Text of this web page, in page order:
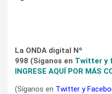
La ONDA digital Nº
998 (Síganos en Twitter y
INGRESE AQUÍ POR MÁS
(Síganos en Twitter y